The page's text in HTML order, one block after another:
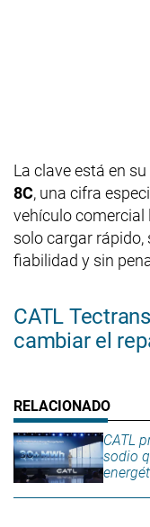
La clave está en
8C, una cifra
vehículo comercial
solo cargar rápido,
fiabilidad y sin
CATL
cambiar el
CATL
sodio